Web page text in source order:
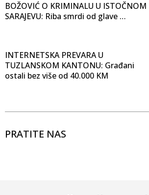
BOŽOVIĆ O KRIMINALU U ISTOČNOM
SARAJEVU: Riba smrdi od glave …
INTERNETSKA PREVARA U
TUZLANSKOM KANTONU: Građani
ostali bez više od 40.000 KM
PRATITE NAS